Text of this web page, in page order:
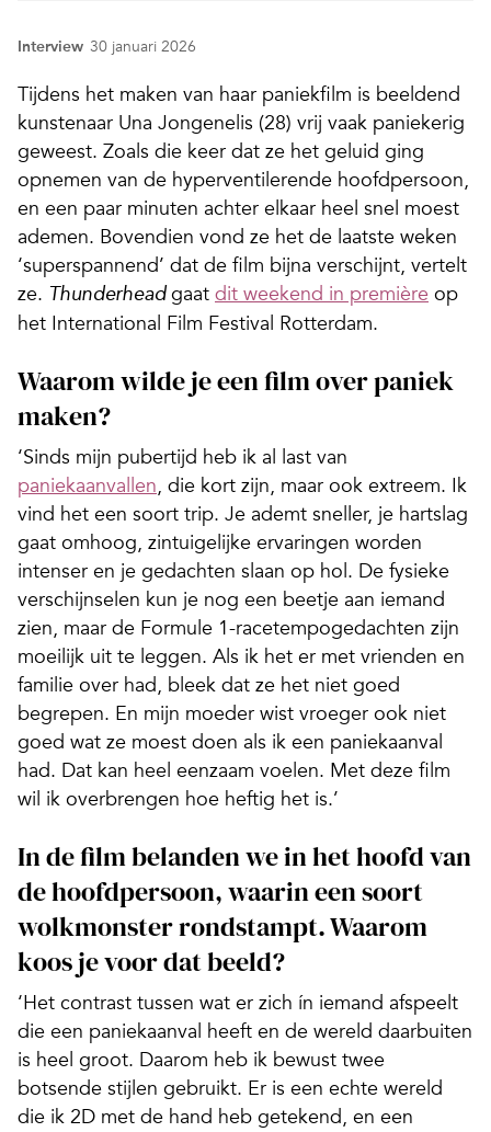
Interview 30 januari 2026
Tijdens het maken van haar paniekfilm is beeldend
kunstenaar Una Jongenelis (28) vrij vaak paniekerig
geweest. Zoals die keer dat ze het geluid ging
opnemen van de hyperventilerende hoofdpersoon,
en een paar minuten achter elkaar heel snel moest
ademen. Bovendien vond ze het de laatste weken
‘superspannend’ dat de film bijna verschijnt, vertelt
ze. Thunderheadgaat dit weekend in première op
het International Film Festival Rotterdam.
Waarom wilde je een film over paniek
maken?
‘Sinds mijn pubertijd heb ik al last van
paniekaanvallen, die kort zijn, maar ook extreem. Ik
vind het een soort trip. Je ademt sneller, je hartslag
gaat omhoog, zintuigelijke ervaringen worden
intenser en je gedachten slaan op hol. De fysieke
verschijnselen kun je nog een beetje aan iemand
zien, maar de Formule 1-racetempogedachten zijn
moeilijk uit te leggen. Als ik het er met vrienden en
familie over had, bleek dat ze het niet goed
begrepen. En mijn moeder wist vroeger ook niet
goed wat ze moest doen als ik een paniekaanval
had. Dat kan heel eenzaam voelen. Met deze film
wil ik overbrengen hoe heftig het is.’
In de film belanden we in het hoofd van
de hoofdpersoon, waarin een soort
wolkmonster rondstampt. Waarom
koos je voor dat beeld?
‘Het contrast tussen wat er zich ín iemand afspeelt
die een paniekaanval heeft en de wereld daarbuiten
is heel groot. Daarom heb ik bewust twee
botsende stijlen gebruikt. Er is een echte wereld
die ik 2D met de hand heb getekend, en een